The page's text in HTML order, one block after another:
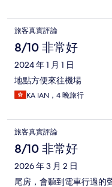
旅客真實評論
8/10 非常好
2024 年 1 月 1 日
地點方便來往機場
KA IAN，4 晚旅行
旅客真實評論
8/10 非常好
2026 年 3 月 2 日
尾房，會聽到電車行過的